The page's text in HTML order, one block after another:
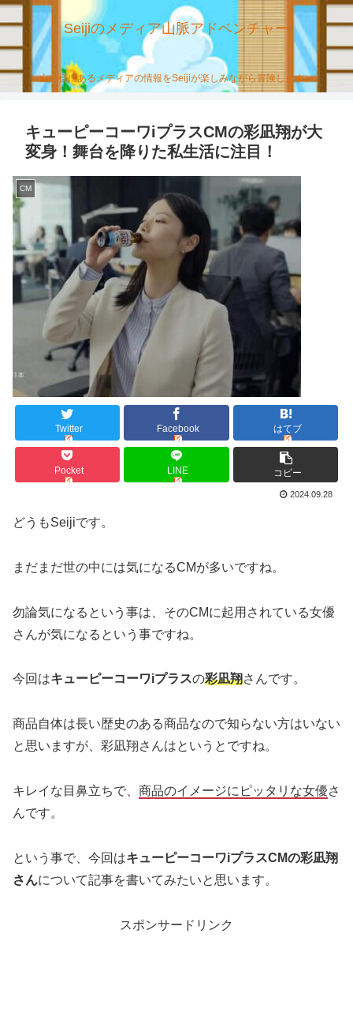
Seijiのメディア山脈アドベンチャー
山の様にあるメディアの情報をSeijiが楽しみながら冒険します。
キューピーコーワiプラスCMの彩凪翔が大
変身！舞台を降りた私生活に注目！
CM
Twitter Facebook はてブ
Pocket LINE コピー
2024.09.28
どうもSeijiです。
まだまだ世の中には気になるCMが多いですね。
勿論気になるという事は、そのCMに起用されている女優
さんが気になるという事ですね。
今回はキューピーコーワiプラスの彩凪翔さんです。
商品自体は長い歴史のある商品なので知らない方はいない
と思いますが、彩凪翔さんはというとですね。
キレイな目鼻立ちで、 商品のイメージにピッタリな女優さ
んです。
という事で、今回はキューピーコーワiプラスCMの彩凪翔
さんについて記事を書いてみたいと思います。
スポンサードリンク